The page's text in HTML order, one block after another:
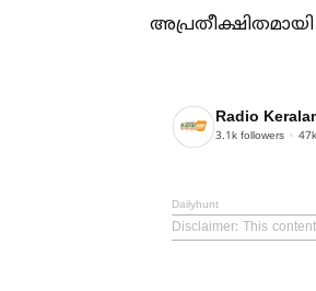
Radio
3.1k followers 47k
Dailyhunt
Disclaimer: This